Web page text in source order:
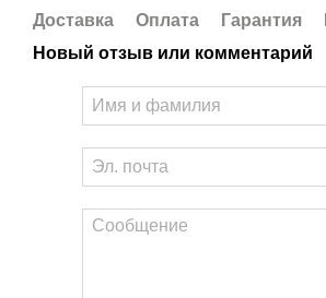
Доставка Оплата Гарантия
Новый отзыв или комментарий